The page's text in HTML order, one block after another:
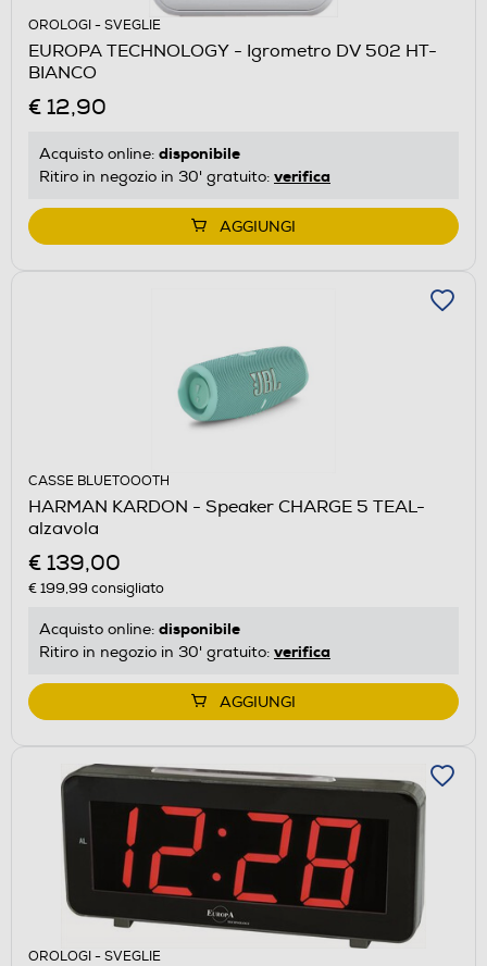
OROLOGI - SVEGLIE
EUROPA TECHNOLOGY - Igrometro DV 502 HT-
BIANCO
€ 12,90
Acquisto online: disponibile
Ritiro in negozio in 30' gratuito: verifica
AGGIUNGI
CASSE BLUETOOOTH
HARMAN KARDON - Speaker CHARGE 5 TEAL-
alzavola
€ 139,00
€ 199,99 consigliato
Acquisto online: disponibile
Ritiro in negozio in 30' gratuito: verifica
AGGIUNGI
OROLOGI - SVEGLIE